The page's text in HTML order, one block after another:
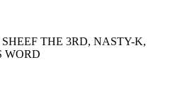
THE 3RD, NASTY-K,
WORD